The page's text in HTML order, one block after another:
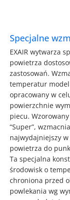
Specjalne
EXAIR wytwarza
powietrza
zastosowań.
temperatur model
opracowany w
powierzchnie
piecu.
“Super”,
najwydajniejszy
powietrza do
Ta specjalna
środowisk o
chroniona przed
powlekania wg